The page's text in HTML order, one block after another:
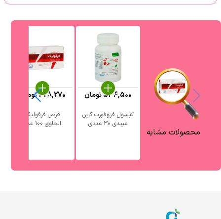
محصولات مشابه
کپسول فروفورت گاین
عبیدی 30 عددی
544,500تومان
قرص فرفولیک
الحاوی 100 عدد
328,270تومان